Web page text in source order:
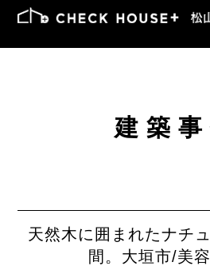
建築事
天然木に囲まれたナチ
間。大垣市/美